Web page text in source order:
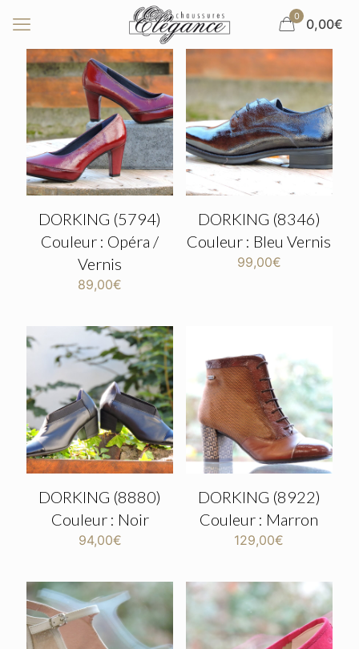
0 0,00€
DORKING (5794)
Couleur : Opéra /
Vernis
89,00€
DORKING (8346)
Couleur : Bleu Vernis
99,00€
DORKING (8880)
Couleur : Noir
94,00€
DORKING (8922)
Couleur : Marron
129,00€